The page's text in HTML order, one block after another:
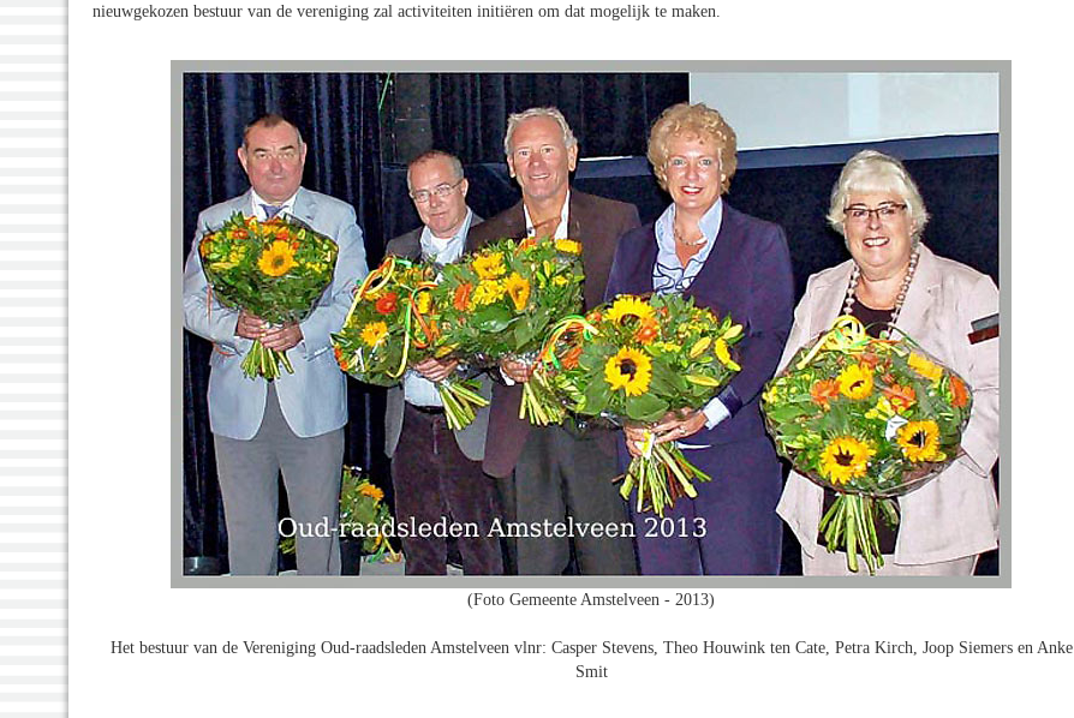
nieuwgekozen bestuur van de vereniging zal activiteiten initiëren om dat mogelijk te maken.
(Foto Gemeente Amstelveen - 2013)
Het bestuur van de Vereniging Oud-raadsleden Amstelveen vlnr: Casper Stevens, Theo Houwink ten Cate, Petra Kirch, Joop Siemers en Anke
Smit